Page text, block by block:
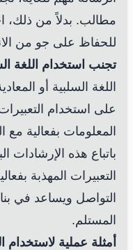
مطالب. بدلاً من ذلك،
للحفاظ على جو من
تجنب استخدام اللغة
اللغة السلبية أو
على استخدام التعبيرات
المعلومات بفعالية
باتباع هذه الإرشادات
التعبيرات المهذبة
التواصل ويساعد في
المستلم.
أمثلة عملية لاستخدام